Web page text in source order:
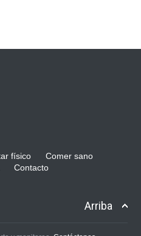
físico
Comer sano
Contacto
Arriba